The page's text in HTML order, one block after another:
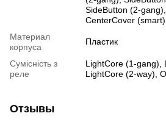
SideButton (2-
СenterCover (smart)
Материал
корпуса
Пластик
Сумісність з
реле
LightCore (1-gang),
LightCore (2-way),
Отзывы